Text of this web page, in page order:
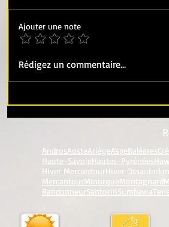
Ajouter une note
Rédigez un commentaire...
AndrosAosteAriègeAspeBaléares
Haute-SavoieHautes-Pyrénées
Hiver MercantourHiver Ossau
MercantourMinorqueMontagnard
RandonneurSantorinSumbawa